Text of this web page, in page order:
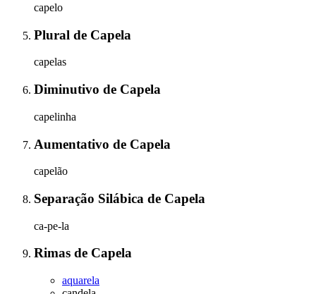
capelo
Plural de Capela
capelas
Diminutivo de Capela
capelinha
Aumentativo de Capela
capelão
Separação Silábica de Capela
ca-pe-la
Rimas de Capela
aquarela